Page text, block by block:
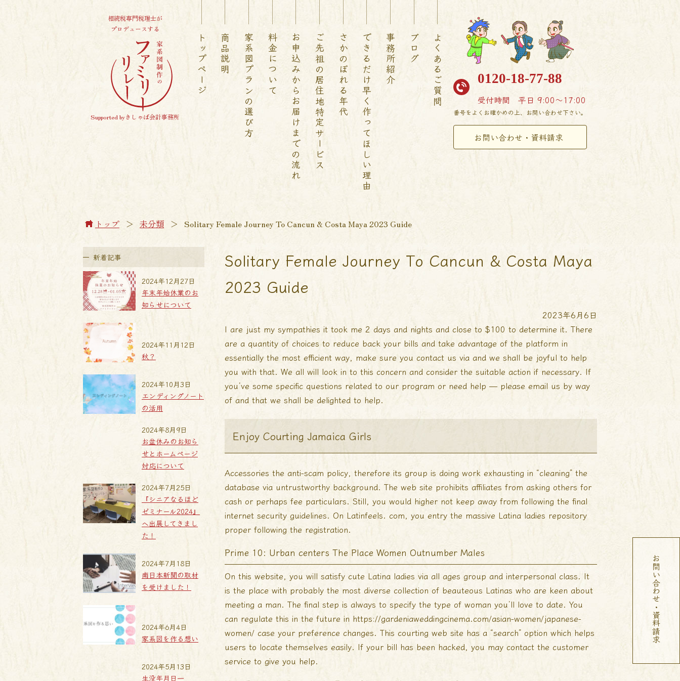
相続税専門税理士が
プロデュースする
Supported byきしゃば会計事務所
トップページ 商品説明 家系図プランの選び方 料金について お申込みからお届けまでの流れご先祖の居住地特定サービスさかのぼれる年代できるだけ早く作ってほしい理由 事務所紹介 ブログ よくあるご質問 0120-18-77-88
受付時間 平日 9:00〜17:00
番号をよくお確かめの上、お問い合わせ下さい。
お問い合わせ・資料請求
トップ ＞ 未分類 ＞ Solitary Female Journey To Cancun & Costa Maya 2023 Guide
新着記事
年末年始休業のお
知らせについて
2024年12月27日
秋？
2024年11月12日
エンディングノート
の活用
2024年10月3日
お盆休みのお知ら
せとホームページ
対応について
2024年8月9日
『シニアなるほど
ゼミナール2024』
へ出展してきまし
た！
2024年7月25日
南日本新聞の取材
を受けました！
2024年7月18日
家系図を作る想い
2024年6月4日
生没年月日一
2024年5月13日
Solitary Female Journey To Cancun & Costa Maya
2023 Guide
2023年6月6日
I are just my sympathies it took me 2 days and nights and close to $100 to determine it. There
are a quantity of choices to reduce back your bills and take advantage of the platform in
essentially the most efficient way, make sure you contact us via and we shall be joyful to help
you with that. We all will look in to this concern and consider the suitable action if necessary. If
you’ve some specific questions related to our program or need help — please email us by way
of and that we shall be delighted to help.
Enjoy Courting Jamaica Girls
Accessories the anti-scam policy, therefore its group is doing work exhausting in “cleaning” the
database via untrustworthy background. The web site prohibits affiliates from asking others for
cash or perhaps fee particulars. Still, you would higher not keep away from following the final
internet security guidelines. On Latinfeels. com, you entry the massive Latina ladies repository
proper following the registration.
Prime 10: Urban centers The Place Women Outnumber Males
On this website, you will satisfy cute Latina ladies via all ages group and interpersonal class. It
is the place with probably the most diverse collection of beauteous Latinas who are keen about
meeting a man. The final step is always to specify the type of woman you’ll love to date. You
can regulate this in the future in https://gardeniaweddingcinema.com/asian-women/japanese-
women/ case your preference changes. This courting web site has a “search” option which helps
users to locate themselves easily. If your bill has been hacked, you may contact the customer
service to give you help.
お問い合わせ・資料請求